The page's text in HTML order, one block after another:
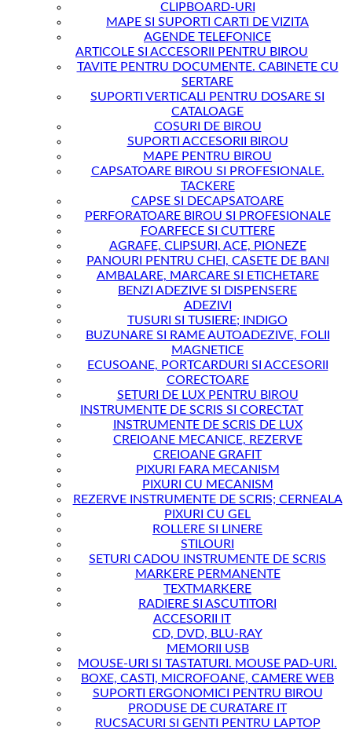
CLIPBOARD-URI
MAPE SI SUPORTI CARTI DE VIZITA
AGENDE TELEFONICE
ARTICOLE SI ACCESORII PENTRU BIROU
TAVITE PENTRU DOCUMENTE. CABINETE CU
SERTARE
SUPORTI VERTICALI PENTRU DOSARE SI
CATALOAGE
COSURI DE BIROU
SUPORTI ACCESORII BIROU
MAPE PENTRU BIROU
CAPSATOARE BIROU SI PROFESIONALE.
TACKERE
CAPSE SI DECAPSATOARE
PERFORATOARE BIROU SI PROFESIONALE
FOARFECE SI CUTTERE
AGRAFE, CLIPSURI, ACE, PIONEZE
PANOURI PENTRU CHEI, CASETE DE BANI
AMBALARE, MARCARE SI ETICHETARE
BENZI ADEZIVE SI DISPENSERE
ADEZIVI
TUSURI SI TUSIERE; INDIGO
BUZUNARE SI RAME AUTOADEZIVE, FOLII
MAGNETICE
ECUSOANE, PORTCARDURI SI ACCESORII
CORECTOARE
SETURI DE LUX PENTRU BIROU
INSTRUMENTE DE SCRIS SI CORECTAT
INSTRUMENTE DE SCRIS DE LUX
CREIOANE MECANICE, REZERVE
CREIOANE GRAFIT
PIXURI FARA MECANISM
PIXURI CU MECANISM
REZERVE INSTRUMENTE DE SCRIS; CERNEALA
PIXURI CU GEL
ROLLERE SI LINERE
STILOURI
SETURI CADOU INSTRUMENTE DE SCRIS
MARKERE PERMANENTE
TEXTMARKERE
RADIERE SI ASCUTITORI
ACCESORII IT
CD, DVD, BLU-RAY
MEMORII USB
MOUSE-URI SI TASTATURI. MOUSE PAD-URI.
BOXE, CASTI, MICROFOANE, CAMERE WEB
SUPORTI ERGONOMICI PENTRU BIROU
PRODUSE DE CURATARE IT
RUCSACURI SI GENTI PENTRU LAPTOP